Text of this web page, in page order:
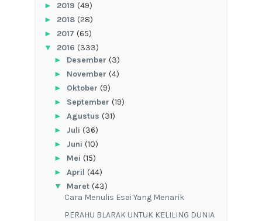
► 2019 (49)
► 2018 (28)
► 2017 (65)
▼ 2016 (333)
► Desember (3)
► November (4)
► Oktober (9)
► September (19)
► Agustus (31)
► Juli (36)
► Juni (10)
► Mei (15)
► April (44)
▼ Maret (43)
Cara Menulis Esai Yang Menarik
PERAHU BLARAK UNTUK KELILING DUNIA